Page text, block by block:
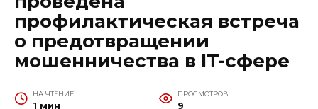
профилактическая встреча
о предотвращении
мошенничества в IT-сфере
НА ЧТЕНИЕ
1 мин
ПРОСМОТРОВ
9